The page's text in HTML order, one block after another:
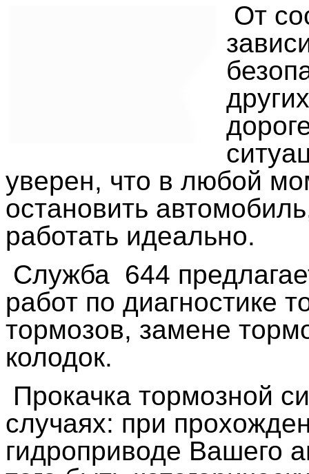
От
уверен, что в любой
остановить
работать идеально.
Служба 644
работ по диагностике
тормозов, замене
колодок.
Прокачка тормозной
случаях: при
гидроприводе Вашего